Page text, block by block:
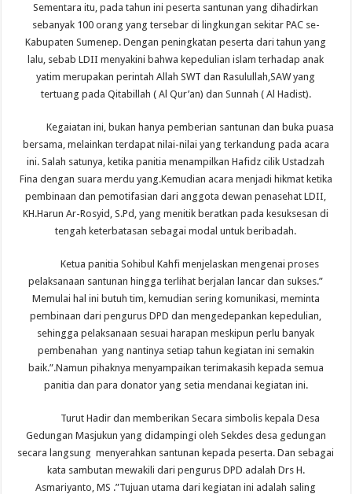
Sementara itu, pada tahun ini peserta santunan yang dihadirkan
sebanyak 100 orang yang tersebar di lingkungan sekitar PAC se-
Kabupaten Sumenep. Dengan peningkatan peserta dari tahun yang
lalu, sebab LDII menyakini bahwa kepedulian islam terhadap anak
yatim merupakan perintah Allah SWT dan Rasulullah,SAW yang
tertuang pada Qitabillah ( Al Qur’an) dan Sunnah ( Al Hadist).
Kegaiatan ini, bukan hanya pemberian santunan dan buka puasa
bersama, melainkan terdapat nilai-nilai yang terkandung pada acara
ini. Salah satunya, ketika panitia menampilkan Hafidz cilik Ustadzah
Fina dengan suara merdu yang.Kemudian acara menjadi hikmat ketika
pembinaan dan pemotifasian dari anggota dewan penasehat LDII,
KH.Harun Ar-Rosyid, S.Pd, yang menitik beratkan pada kesuksesan di
tengah keterbatasan sebagai modal untuk beribadah.
Ketua panitia Sohibul Kahfi menjelaskan mengenai proses
pelaksanaan santunan hingga terlihat berjalan lancar dan sukses.”
Memulai hal ini butuh tim, kemudian sering komunikasi, meminta
pembinaan dari pengurus DPD dan mengedepankan kepedulian,
sehingga pelaksanaan sesuai harapan meskipun perlu banyak
pembenahan yang nantinya setiap tahun kegiatan ini semakin
baik.”.Namun pihaknya menyampaikan terimakasih kepada semua
panitia dan para donator yang setia mendanai kegiatan ini.
Turut Hadir dan memberikan Secara simbolis kepala Desa
Gedungan Masjukun yang didampingi oleh Sekdes desa gedungan
secara langsung menyerahkan santunan kepada peserta. Dan sebagai
kata sambutan mewakili dari pengurus DPD adalah Drs H.
Asmariyanto, MS .”Tujuan utama dari kegiatan ini adalah saling